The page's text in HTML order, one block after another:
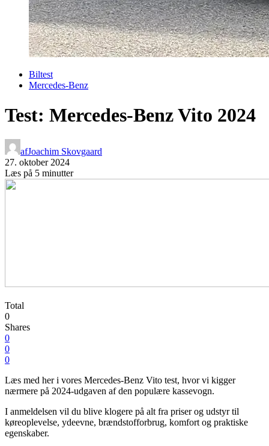
Biltest
Mercedes-Benz
Test: Mercedes-Benz Vito 2024
afJoachim Skovgaard
27. oktober 2024
Læs på 5 minutter
Total
0
Shares
0
0
0
Læs med her i vores Mercedes-Benz Vito test, hvor vi kigger
nærmere på 2024-udgaven af den populære kassevogn.
I anmeldelsen vil du blive klogere på alt fra priser og udstyr til
køreoplevelse, ydeevne, brændstofforbrug, komfort og praktiske
egenskaber.